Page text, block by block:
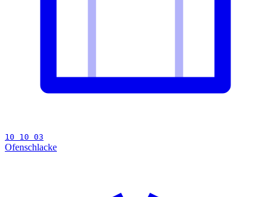
10 10 03
Ofenschlacke